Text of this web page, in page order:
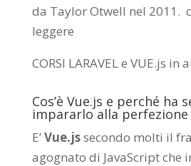
da Taylor Otwell nel 2011.
leggere
CORSI LARAVEL e VUE.js
Cos’è Vue.js e perché ha
impararlo alla perfezione
E’Vue.jssecondo molti il
agognato di JavaScript che